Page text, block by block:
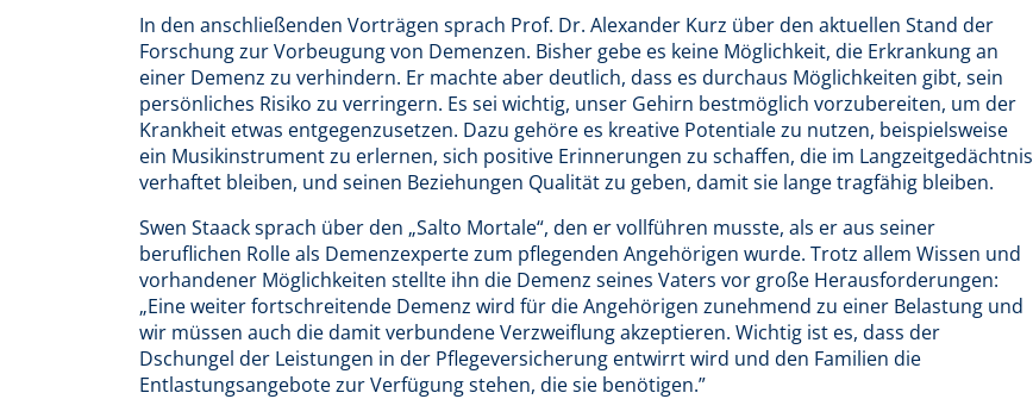
In den anschließenden Vorträgen sprach Prof. Dr. Alexander Kurz über den aktuellen Stand der
Forschung zur Vorbeugung von Demenzen. Bisher gebe es keine Möglichkeit, die Erkrankung an
einer Demenz zu verhindern. Er machte aber deutlich, dass es durchaus Möglichkeiten gibt, sein
persönliches Risiko zu verringern. Es sei wichtig, unser Gehirn bestmöglich vorzubereiten, um der
Krankheit etwas entgegenzusetzen. Dazu gehöre es kreative Potentiale zu nutzen, beispielsweise
ein Musikinstrument zu erlernen, sich positive Erinnerungen zu schaffen, die im Langzeitgedächtnis
verhaftet bleiben, und seinen Beziehungen Qualität zu geben, damit sie lange tragfähig bleiben.
Swen Staack sprach über den „Salto Mortale“, den er vollführen musste, als er aus seiner
beruflichen Rolle als Demenzexperte zum pflegenden Angehörigen wurde. Trotz allem Wissen und
vorhandener Möglichkeiten stellte ihn die Demenz seines Vaters vor große Herausforderungen:
„Eine weiter fortschreitende Demenz wird für die Angehörigen zunehmend zu einer Belastung und
wir müssen auch die damit verbundene Verzweiflung akzeptieren. Wichtig ist es, dass der
Dschungel der Leistungen in der Pflegeversicherung entwirrt wird und den Familien die
Entlastungsangebote zur Verfügung stehen, die sie benötigen.”